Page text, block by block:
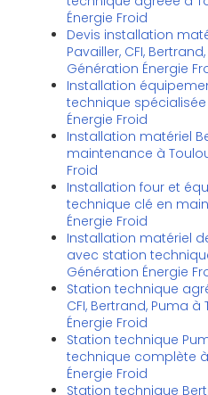
Énergie Froid
Devis installation
Pavailler, CFI,
Génération Énergie
Installation
technique
Énergie Froid
Installation matériel
maintenance à
Froid
Installation four et
technique clé en
Énergie Froid
Installation matériel
avec station
Génération Énergie
Station technique
CFI, Bertrand, Puma
Énergie Froid
Station technique
technique complète
Énergie Froid
Station technique